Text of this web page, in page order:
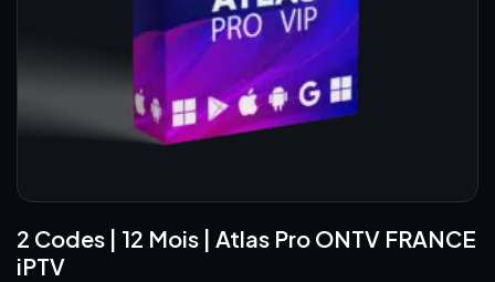
2 Codes | 12 Mois | Atlas Pro ONTV FRANCE
iPTV